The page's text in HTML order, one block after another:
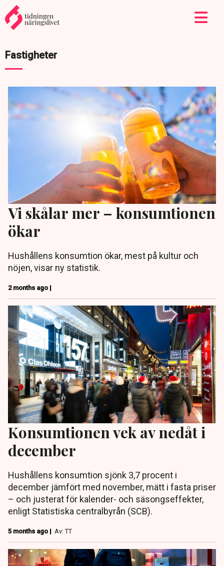
Fastigheter
Vi skålar mer – konsumtionen
ökar
Hushållens konsumtion ökar, mest på kultur och
nöjen, visar ny statistik.
2 months ago |
Konsumtionen vek av nedåt i
december
Hushållens konsumtion sjönk 3,7 procent i
december jämfört med november, mätt i fasta priser
– och justerat för kalender- och säsongseffekter,
enligt Statistiska centralbyrån (SCB).
5 months ago | Av: TT